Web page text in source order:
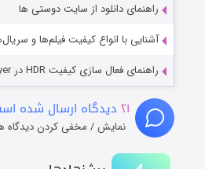
راهنمای دانلود از سایت دوستی ها
آشنایی با انواع کیفیت فیلم‌ها و
راهنمای فعال سازی کیفیت HDR در PotPlayer
۲۱ دیدگاه ارسال شده
نمایش / مخفی کردن دیدگاه